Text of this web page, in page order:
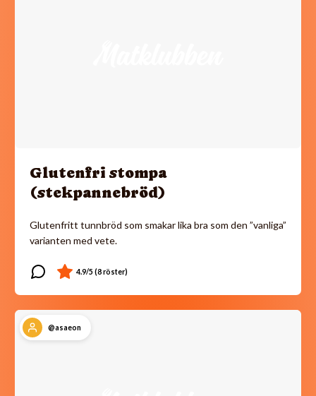
Glutenfri stompa
(stekpannebröd)
Glutenfritt tunnbröd som smakar lika bra som den ”vanliga”
varianten med vete.
@asaeon